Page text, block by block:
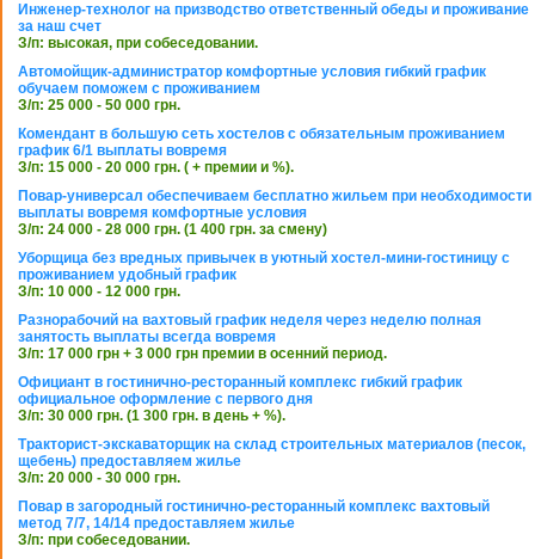
Инженер-технолог на призводство ответственный обеды и проживание
за наш счет
З/п: высокая, при собеседовании.
Автомойщик-администратор комфортные условия гибкий график
обучаем поможем с проживанием
З/п: 25 000 - 50 000 грн.
Комендант в большую сеть хостелов с обязательным проживанием
график 6/1 выплаты вовремя
З/п: 15 000 - 20 000 грн. ( + премии и %).
Повар-универсал обеспечиваем бесплатно жильем при необходимости
выплаты вовремя комфортные условия
З/п: 24 000 - 28 000 грн. (1 400 грн. за смену)
Уборщица без вредных привычек в уютный хостел-мини-гостиницу с
проживанием удобный график
З/п: 10 000 - 12 000 грн.
Разнорабочий на вахтовый график неделя через неделю полная
занятость выплаты всегда вовремя
З/п: 17 000 грн + 3 000 грн премии в осенний период.
Официант в гостинично-ресторанный комплекс гибкий график
официальное оформление с первого дня
З/п: 30 000 грн. (1 300 грн. в день + %).
Тракторист-экскаваторщик на склад строительных материалов (песок,
щебень) предоставляем жилье
З/п: 20 000 - 30 000 грн.
Повар в загородный гостинично-ресторанный комплекс вахтовый
метод 7/7, 14/14 предоставляем жилье
З/п: при собеседовании.